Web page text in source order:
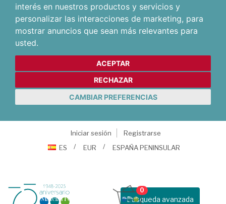
interés en nuestros productos y servicios y
personalizar las interacciones de marketing, para
mostrar anuncios que sean más relevantes para
usted.
ACEPTAR
RECHAZAR
CAMBIAR PREFERENCIAS
Iniciar sesión
Registrarse
ES
EUR ESPAÑA PENINSULAR
Busqueda avanzada
0